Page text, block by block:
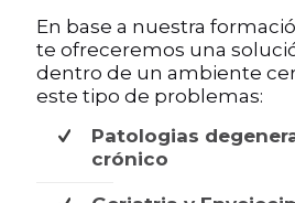
En base a nuestra
te ofreceremos una
dentro de un ambiente
este tipo de problemas:
Patologias
crónico